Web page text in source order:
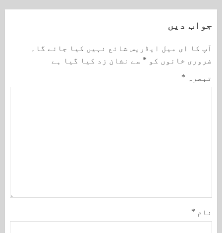
جواب دیں
آپ کا ای میل ایڈریس شائع نہیں کیا جائے گا۔
ضروری خانوں کو سے نشان زد کیا گیا ہے
تبصرہ
نام*